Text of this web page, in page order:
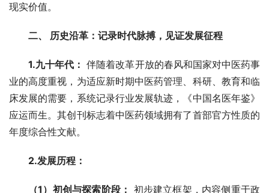
现实价值。
二、 历史沿革：记录时代脉搏，见证发展征程
1.九十年代 ： 伴随着改革开放的春风和国家对中医药事
业的高度重视，为适应新时期中医药管理、科研、教育和临
床发展的需要，系统记录行业发展轨迹，《中国名医年鉴》
应运而生。其创刊标志着中医药领域拥有了首部官方性质的
年度综合性文献。
2.发展历程：
（1） 初创与探索阶段： 初步建立框架，内容侧重于政